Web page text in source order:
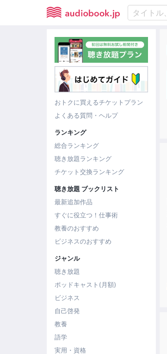
おトクに買えるチケットプラン
よくある質問・ヘルプ
ランキング
総合ランキング
聴き放題ランキング
チケット交換ランキング
聴き放題 ブックリスト
最新追加作品
すぐに役立つ！仕事術
教養のおすすめ
ビジネスのおすすめ
ジャンル
聴き放題
ポッドキャスト(月額)
ビジネス
自己啓発
教養
語学
実用・資格